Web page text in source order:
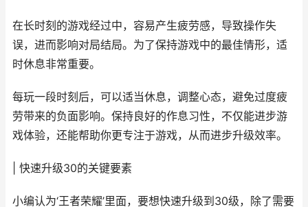
在长时刻的游戏经过中，容易产生疲劳感，导致操作失
误，进而影响对局结局。为了保持游戏中的最佳情形，适
时休息非常重要。
每玩一段时刻后，可以适当休息，调整心态，避免过度疲
劳带来的负面影响。保持良好的作息习性，不仅能进步游
戏体验，还能帮助你更专注于游戏，从而进步升级效率。
| 快速升级30的关键要素
小编认为‘王者荣耀’里面，要想快速升级到30级，除了需要